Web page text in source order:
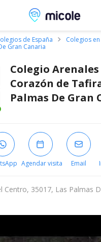
Micole, buscador
de España
Colegios
Gran Canaria
Colegio
Corazón de
Palmas De Gran
Agendar visita Email
Centro, 35017, Las Palmas